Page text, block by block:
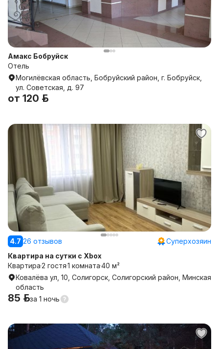
Амакс Бобруйск
Отель
Могилёвская область, Бобруйский район, г. Бобруйск,
ул. Советская, д. 97
от 120 р.
4.7 26 отзывов
Суперхозяин
Квартира на сутки с Xbox
Квартира2 гостя1 комната40 м²
Ковалёва ул, 10, Солигорск, Солигорский район, Минская
область
85 р.за 1 ночь